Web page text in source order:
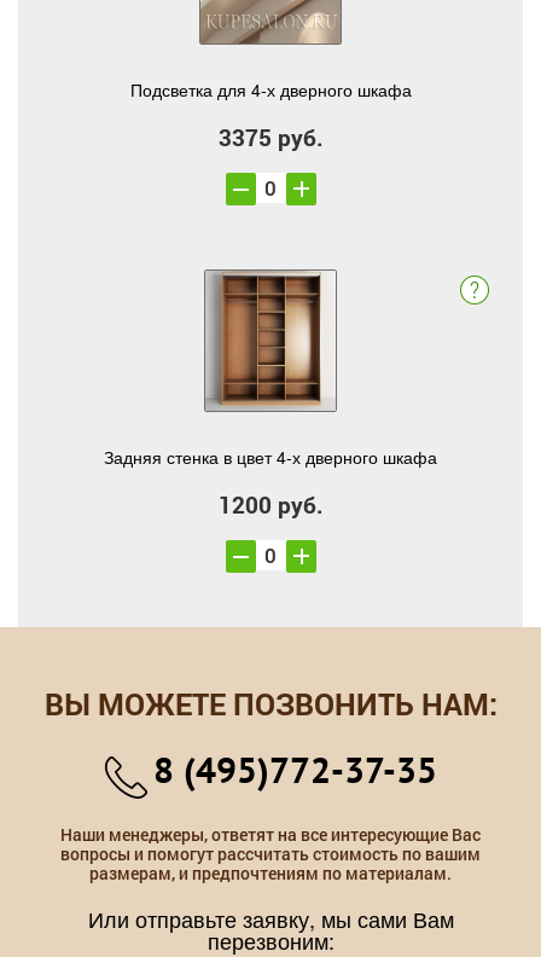
Подсветка для 4-х дверного шкафа
3375 руб.
Задняя стенка в цвет 4-х дверного шкафа
1200 руб.
ВЫ МОЖЕТЕ ПОЗВОНИТЬ НАМ:
8 (495)772-37-35
Наши менеджеры, ответят на все интересующие Вас
вопросы и помогут рассчитать стоимость по вашим
размерам, и предпочтениям по материалам.
Или отправьте заявку, мы сами Вам
перезвоним: